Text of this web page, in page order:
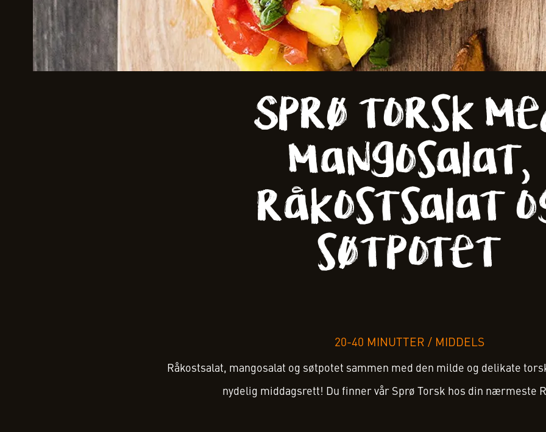
Sprø torsk
mangosalat,
råkostsalat
søtpotet
20-40 MINUTTER / MIDDELS
Råkostsalat, mangosalat og søtpotet sammen med den milde og delikate
nydelig middagsrett! Du finner vår Sprø Torsk hos din nærmeste